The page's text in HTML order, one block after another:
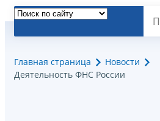
Главная страница
Новости
Деятельность ФНС России